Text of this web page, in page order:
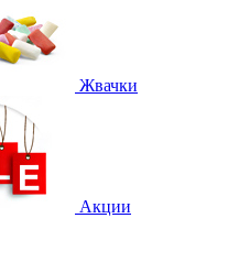
Жвачки
Акции